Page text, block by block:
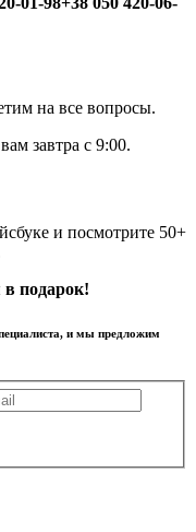
на все вопросы.
завтра с 9:00.
и посмотрите 50+
подарок!
и мы предложим